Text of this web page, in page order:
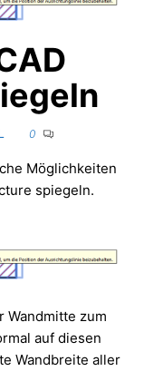
0
Möglichkeiten
spiegeln.
Wandmitte zum
auf diesen
Wandbreite aller